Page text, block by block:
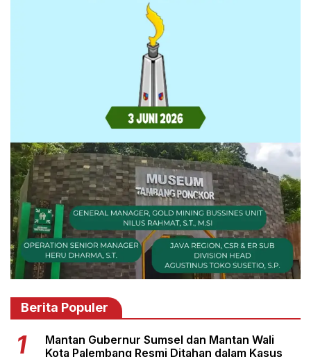
Berita Populer
Mantan Gubernur Sumsel dan Mantan Wali
Kota Palembang Resmi Ditahan dalam Kasus